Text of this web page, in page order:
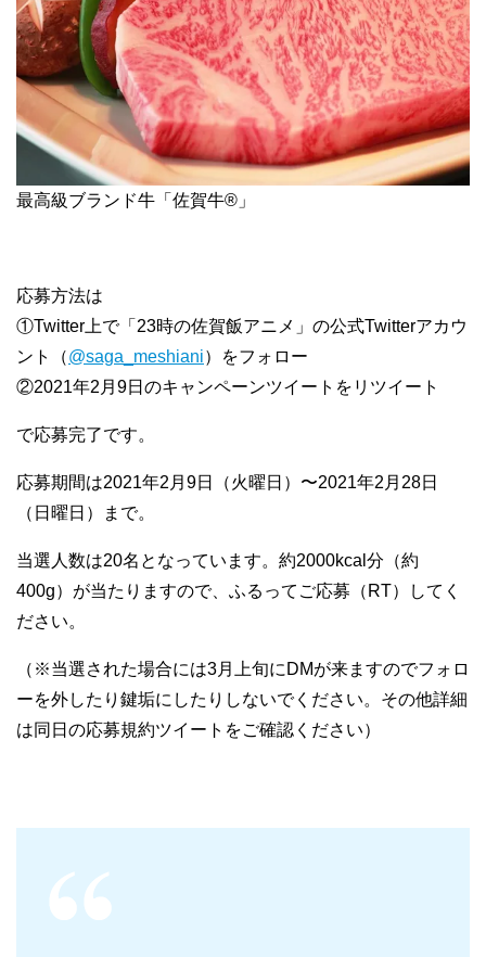
最高級ブランド牛「佐賀牛®」
応募方法は
①Twitter上で「23時の佐賀飯アニメ」の公式Twitterアカウ
ント（@saga_meshiani）をフォロー
②2021年2月9日のキャンペーンツイートをリツイート
で応募完了です。
応募期間は2021年2月9日（火曜日）〜2021年2月28日
（日曜日）まで。
当選人数は20名となっています。約2000kcal分（約
400g）が当たりますので、ふるってご応募（RT）してく
ださい。
（※当選された場合には3月上旬にDMが来ますのでフォロ
ーを外したり鍵垢にしたりしないでください。その他詳細
は同日の応募規約ツイートをご確認ください）